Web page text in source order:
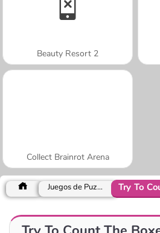
Beauty Resort 2
Collect Brainrot Arena
Juegos de Puzzle